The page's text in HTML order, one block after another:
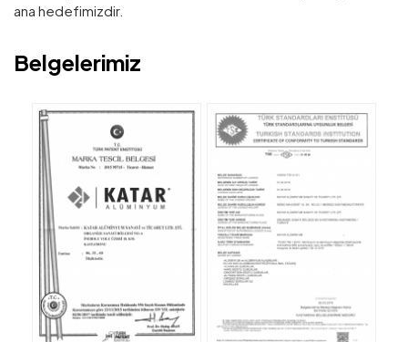
ana hedefimizdir.
Belgelerimiz